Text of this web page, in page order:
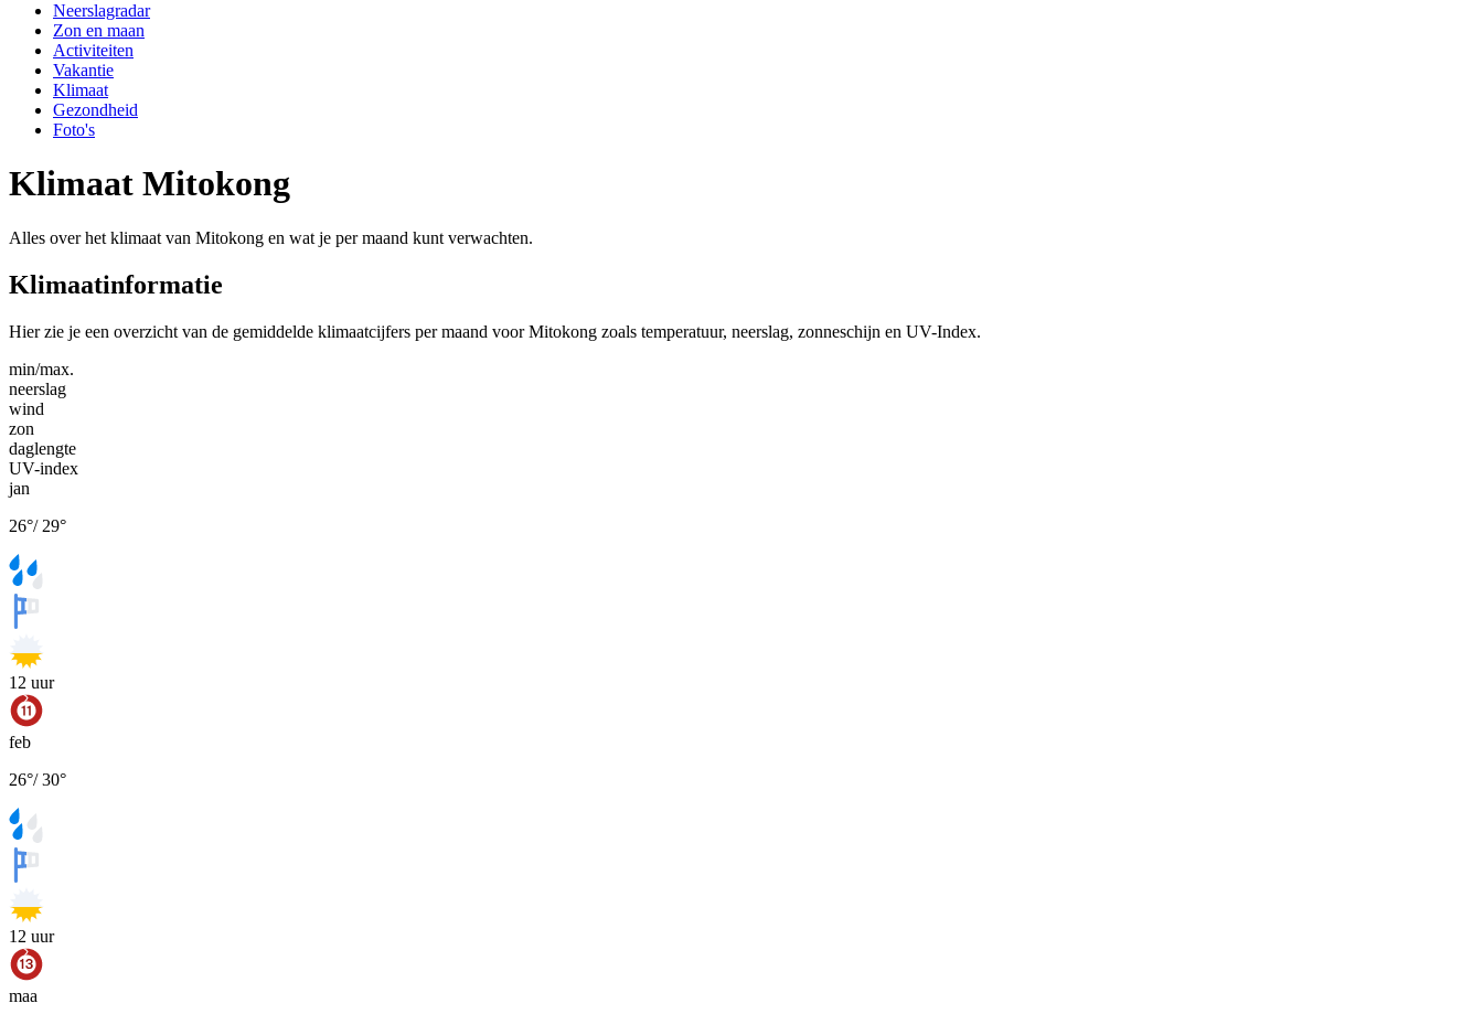
Neerslagradar
Zon en maan
Activiteiten
Vakantie
Klimaat
Gezondheid
Foto's
Klimaat Mitokong
Alles over het klimaat van Mitokong en wat je per maand kunt verwachten.
Klimaatinformatie
Hier zie je een overzicht van de gemiddelde klimaatcijfers per maand voor Mitokong zoals temperatuur, neerslag, zonneschijn en UV-Index.
min/max.
neerslag
wind
zon
daglengte
UV-index
jan
26°/ 29°
12 uur
feb
26°/30°
12 uur
maa